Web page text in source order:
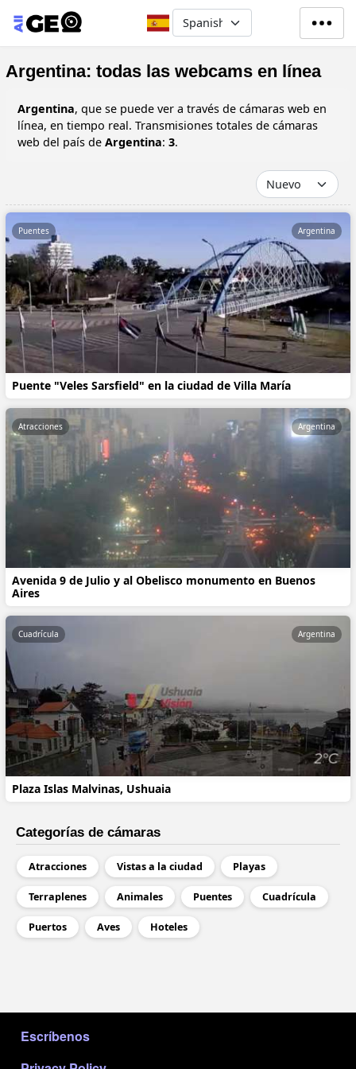
Pasar al contenido principal
Select your language
Argentina: todas las webcams en línea
Argentina, que se puede ver a través de cámaras web en
línea, en tiempo real. Transmisiones totales de cámaras
web del país de Argentina: 3.
Puente "Veles Sarsfield" en la ciudad de Villa María
Puentes Argentina
Avenida 9 de Julio y al Obelisco monumento en Buenos
Aires
Atracciones Argentina
Plaza Islas Malvinas, Ushuaia
Cuadrícula Argentina
Categorías de cámaras
Atracciones Vistas a la ciudad Playas
Terraplenes Animales Puentes Cuadrícula
Puertos Aves Hoteles
МЕНЮ В ПОДВАЛЕ
Escríbenos